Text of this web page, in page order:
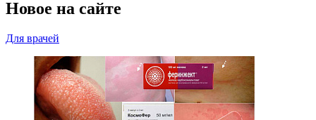
Новое на сайте
Для врачей